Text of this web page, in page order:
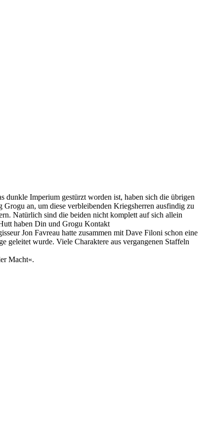
Imperium gestürzt worden ist, haben sich die übrigen
an, um diese verbleibenden Kriegsherren ausfindig zu
Natürlich sind die beiden nicht komplett auf sich allein
haben Din und Grogu Kontakt
Jon Favreau hatte zusammen mit Dave Filoni schon eine
geleitet wurde. Viele Charaktere aus vergangenen Staffeln
Macht«.